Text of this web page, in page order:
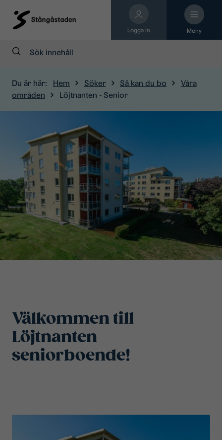
Logga in Meny
Sök:
Du är här: Hem Söker Så kan du bo
Våra
områden
Löjtnanten - Senior
Välkommen till
Löjtnanten
seniorboende!